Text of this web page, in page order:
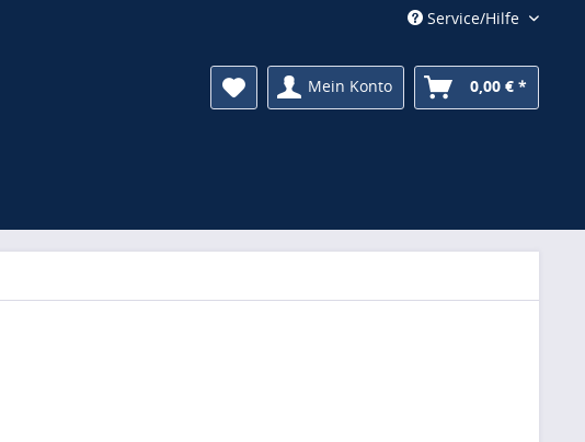
Service/Hilfe
Mein Konto 0,00 € *